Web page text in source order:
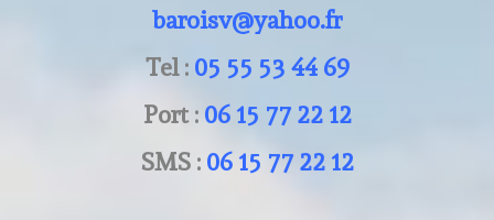
baroisv@yahoo.fr
Tel : 05 55 53 44 69
Port : 06 15 77 22 12
SMS : 06 15 77 22 12